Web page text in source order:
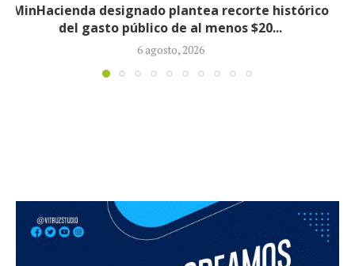
Informe revela que grupos armados ilegales
crecieron 90 % durante la política...
5 agosto, 2026